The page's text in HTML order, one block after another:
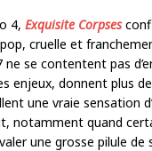
4, Exquisite Corpses
cruelle et
ne se contentent pas
enjeux, donnent plus
une vraie sensation
notamment quand
une grosse pilule de